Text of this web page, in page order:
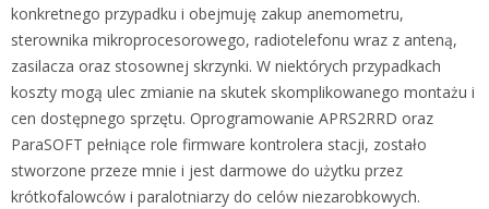
konkretnego przypadku i obejmuję zakup anemometru,
sterownika mikroprocesorowego, radiotelefonu wraz z anteną,
zasilacza oraz stosownej skrzynki. W niektórych przypadkach
koszty mogą ulec zmianie na skutek skomplikowanego montażu i
cen dostępnego sprzętu. Oprogramowanie APRS2RRD oraz
ParaSOFT pełniące role firmware kontrolera stacji, zostało
stworzone przeze mnie i jest darmowe do użytku przez
krótkofalowców i paralotniarzy do celów niezarobkowych.